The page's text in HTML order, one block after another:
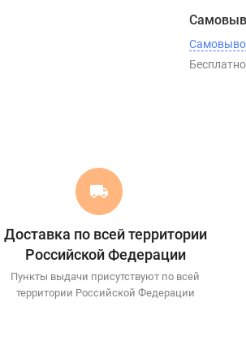
Бесплатно
Доставка по всей территории
Российской Федерации
Пункты выдачи присутствуют по всей
территории Российской Федерации